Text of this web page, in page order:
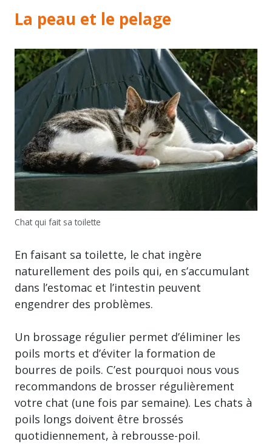
La peau et le pelage
Chat qui fait sa toilette
En faisant sa toilette, le chat ingère
naturellement des poils qui, en s’accumulant
dans l’estomac et l’intestin peuvent
engendrer des problèmes.
Un brossage régulier permet d’éliminer les
poils morts et d’éviter la formation de
bourres de poils. C’est pourquoi nous vous
recommandons de brosser régulièrement
votre chat (une fois par semaine). Les chats à
poils longs doivent être brossés
quotidiennement, à rebrousse-poil.